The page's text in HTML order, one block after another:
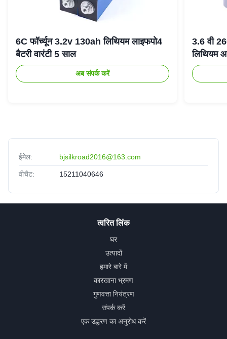
6C फॉर्च्यून 3.2v 130ah लिथियम लाइफपो4
बैटरी वारंटी 5 साल
अब संपर्क करें
3.6 वी
लिथियम
ईमेल: bjsilkroad2016@163.com
वीचैट: 15211040646
त्वरित लिंक
घर
उत्पादों
हमारे बारे में
कारखाना भ्रमण
गुणवत्ता नियंत्रण
संपर्क करें
एक उद्धरण का अनुरोध करें